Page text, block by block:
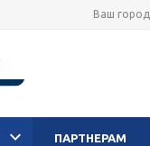
Ваш город
ПАРТНЕРАМ